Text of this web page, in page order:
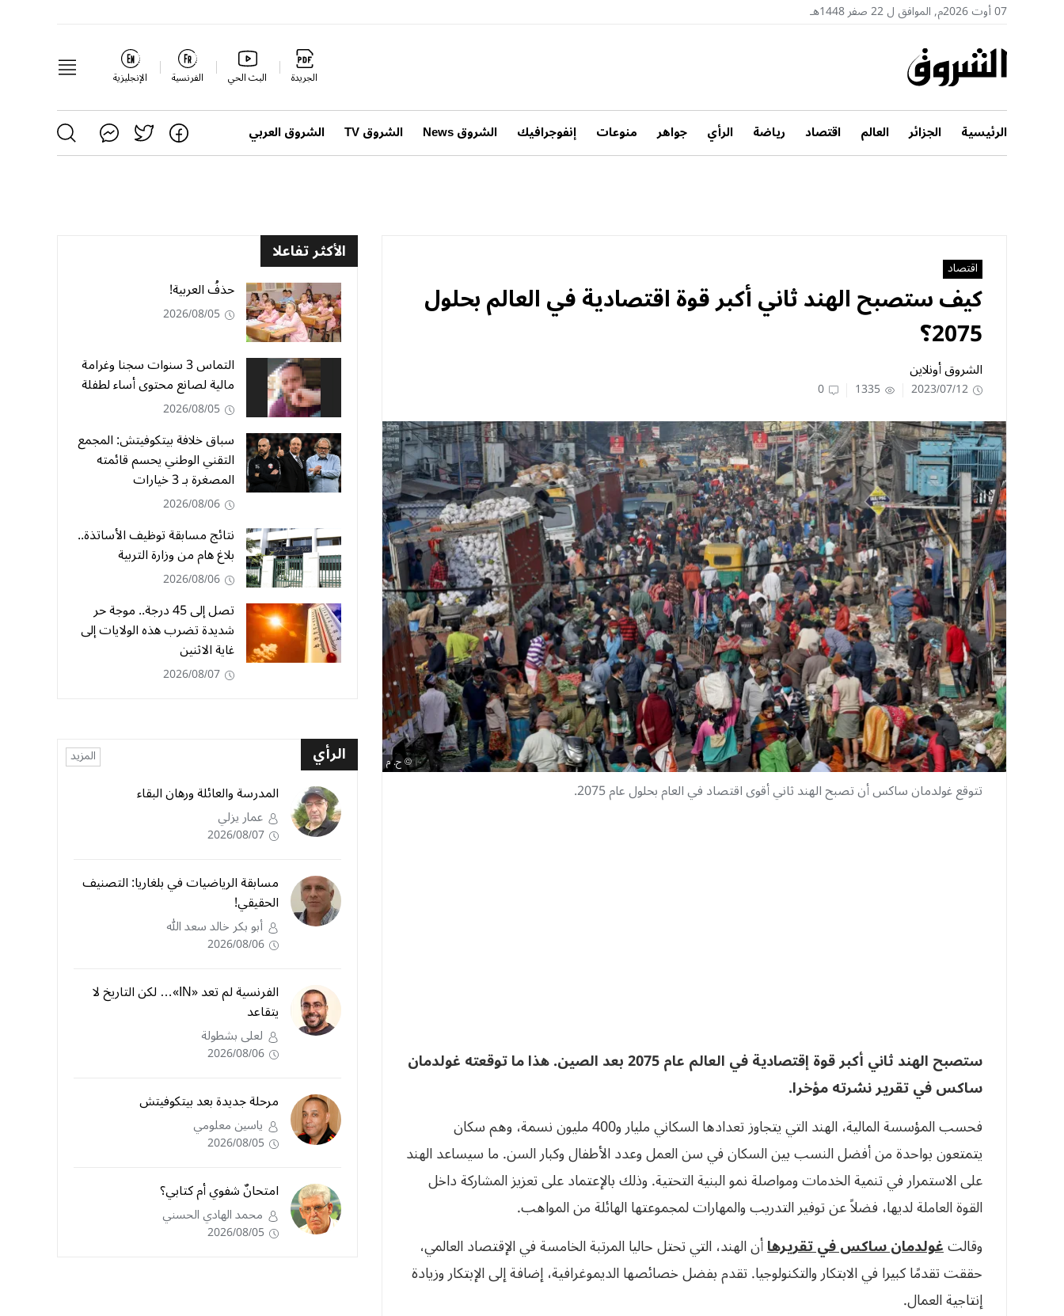
07 أوت 2026م, الموافق ل 22 صفر 1448هـ
الجريدة البث الحي الفرنسية الإنجليزية
الرئيسية الجزائر العالم اقتصاد رياضة الرأي جواهر منوعات إنفوجرافيك الشروق News الشروق TV الشروق العربي
اقتصاد
كيف ستصبح الهند ثاني أكبر قوة اقتصادية في العالم بحلول
2075؟
الشروق أونلاين
2023/07/12
1335
0
ح. م
تتوقع غولدمان ساكس أن تصبح الهند ثاني أقوى اقتصاد في العام بحلول عام 2075.
ستصبح الهند ثاني أكبر قوة إقتصادية في العالم عام 2075 بعد الصين. هذا ما توقعته غولدمان
ساكس في تقرير نشرته مؤخرا.
فحسب المؤسسة المالية، الهند التي يتجاوز تعدادها السكاني مليار و400 مليون نسمة، وهم سكان
يتمتعون بواحدة من أفضل النسب بين السكان في سن العمل وعدد الأطفال وكبار السن. ما سيساعد الهند
على الاستمرار في تنمية الخدمات ومواصلة نمو البنية التحتية. وذلك بالإعتماد على تعزيز المشاركة داخل
القوة العاملة لديها، فضلاً عن توفير التدريب والمهارات لمجموعتها الهائلة من المواهب.
وقالتغولدمان ساكس في تقريرهاأن الهند، التي تحتل حاليا المرتبة الخامسة في الإقتصاد العالمي،
حققت تقدمًا كبيرا في الابتكار والتكنولوجيا. تقدم بفضل خصائصها الديموغرافية، إضافة إلى الإبتكار وزيادة
إنتاجية العمال.
الأكثر تفاعلا
حذفُ العربية!
2026/08/05
التماس 3 سنوات سجنا وغرامة
مالية لصانع محتوى أساء لطفلة
2026/08/05
سباق خلافة بيتكوفيتش: المجمع
التقني الوطني يحسم قائمته
المصغرة بـ 3 خيارات
2026/08/06
نتائج مسابقة توظيف الأساتذة..
بلاغ هام من وزارة التربية
2026/08/06
تصل إلى 45 درجة.. موجة حر
شديدة تضرب هذه الولايات إلى
غاية الاثنين
2026/08/07
الرأي المزيد
المدرسة والعائلة ورهان البقاء
عمار يزلي
2026/08/07
مسابقة الرياضيات في بلغاريا: التصنيف
الحقيقي!
أبو بكر خالد سعد الله
2026/08/06
الفرنسية لم تعد «IN»… لكن التاريخ لا
يتقاعد
لعلى بشطولة
2026/08/06
مرحلة جديدة بعد بيتكوفيتش
ياسين معلومي
2026/08/05
امتحانٌ شفوي أم كتابي؟
محمد الهادي الحسني
2026/08/05